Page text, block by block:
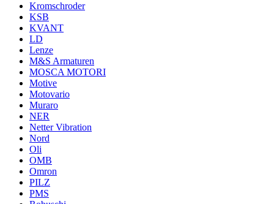
Kromschroder
KSB
KVANT
LD
Lenze
M&S Armaturen
MOSCA MOTORI
Motive
Motovario
Muraro
NER
Netter Vibration
Nord
Oli
OMB
Omron
PILZ
PMS